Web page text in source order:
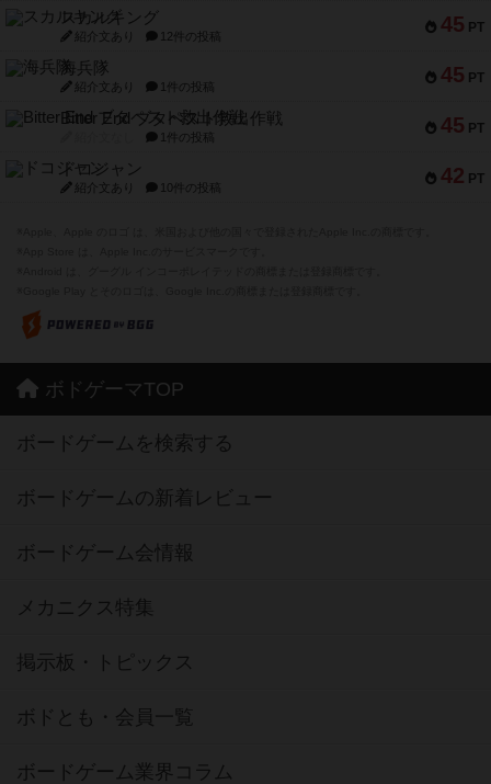
45 PT
スカルキング
紹介文あり 12件の投稿
45 PT
海兵隊
紹介文あり 1件の投稿
45 PT
Bitter End ブタペスト救出作戦
1件の投稿
42 PT
ドコジャン
紹介文あり 10件の投稿
ボドゲーマTOP
ボードゲームを検索する
ボードゲームの新着レビュー
ボードゲーム会情報
メカニクス特集
掲示板・トピックス
ボドとも・会員一覧
ボードゲーム業界コラム